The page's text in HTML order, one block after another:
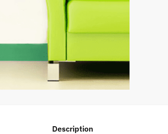
Description